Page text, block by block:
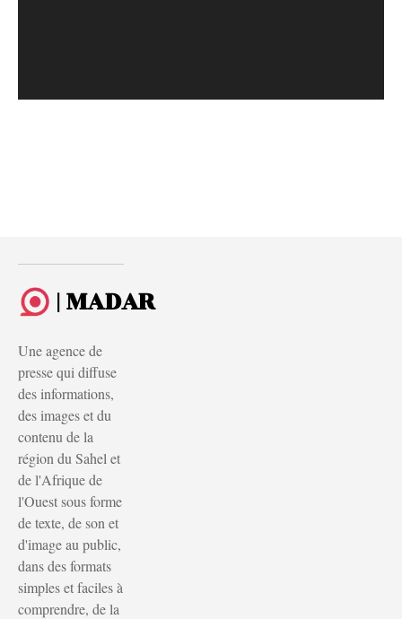
| MADAR
Une agence de
presse qui diffuse
des informations,
des images et du
contenu de la
région du Sahel et
de l'Afrique de
l'Ouest sous forme
de texte, de son et
d'image au public,
dans des formats
simples et faciles à
comprendre, de la